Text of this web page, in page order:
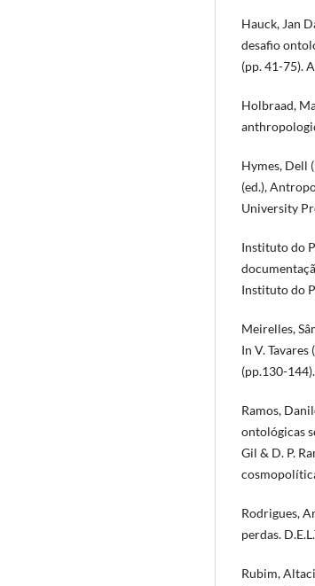
Hauck, Jan
desafio
(pp. 41-75).
Holbraad,
Hymes, Dell
(ed.),
University
Instituto do
Instituto do
Meirelles,
In V.
(pp.130-
Ramos,
ontológicas
Gil & D. P.
Rodrigues,
perdas.
Rubim,